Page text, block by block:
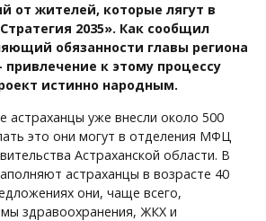
от жителей, которые лягут в
2035». Как сообщил
обязанности главы региона
привлечение к этому процессу
истинно народным.
астраханцы уже внесли около 500
это они могут в отделения МФЦ
Астраханской области. В
астраханцы в возрасте 40
они, чаще всего,
здравоохранения, ЖКХ и